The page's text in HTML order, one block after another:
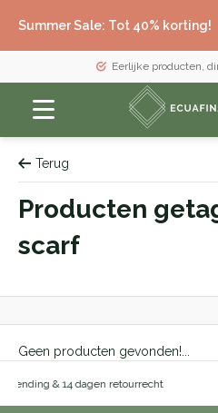
Summer Sale: Tot 40% korting!
Eerlijke producten, direct van de
Terug
Producten
scarf
Geen producten gevonden!...
& 14 dagen retourrecht